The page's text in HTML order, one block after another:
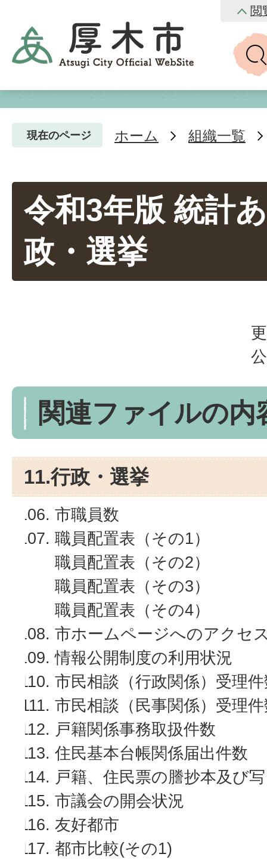
閲
現在のページ ホーム 組織一覧
令和3年版 統計
政・選挙
関連ファイルの内
11.行政・選挙
市職員数
職員配置表（その1）
職員配置表（その2）
職員配置表（その3）
職員配置表（その4）
市ホームページへのアクセ
情報公開制度の利用状況
市民相談（行政関係）受理
市民相談（民事関係）受理
戸籍関係事務取扱件数
住民基本台帳関係届出件数
戸籍、住民票の謄抄本及び
市議会の開会状況
友好都市
都市比較(その1)